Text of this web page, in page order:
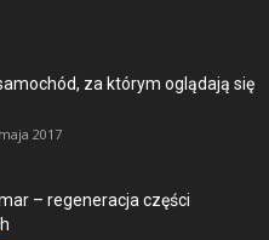
za którym oglądają się
2017
– regeneracja części